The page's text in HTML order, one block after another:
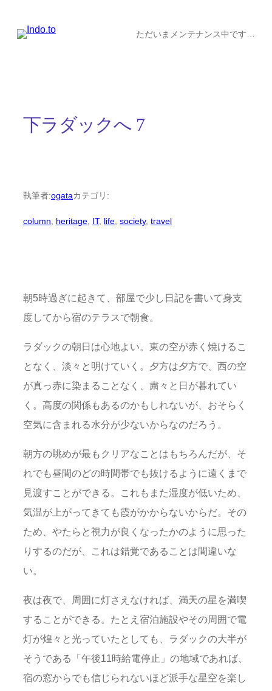
ただいまメンテナンス中です…
下ラダックへ 7
執筆者:ogataカテゴリ:
column heritage IT, life society, travel
朝5時過ぎに起きて、部屋で少し日記を書いて身支
度してから宿のテラスで朝食。
ラダックの朝日は心地よい。東の空が赤く焼けるこ
となく、淡々と明けていく。夕方は夕方で、西の空
が真っ赤に染まることなく、粛々と日が暮れてい
く。高度の関係もあるのかもしれないが、おそらく
空気に含まれる水分が少ないからなのだろう。
朝方の眺めが最もクリアなことはもちろんだが、そ
れでも昼間のどの時間帯でも抜けるように遠くまで
見渡すことができる。これもまた湿度が低いため、
気温が上がってきても霞がかからないからだ。その
ため、やたらと視力が良くなったかのように思った
りするのだが、これは錯覚であることは間違いな
い。
夜は夜で、周囲に灯さえなければ、満天の星を満喫
することができる。たとえ宿泊施設やその周囲で電
灯が煌々と光っていたとしても、ラダックの大半が
そうである「午後11時給電停止」の地域であれば、
宿の窓からでも信じられないほど派手な星空を楽し